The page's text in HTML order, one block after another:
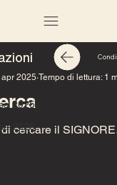
2025
2026
apr 2025 Tempo di lettura: 1
cercare il